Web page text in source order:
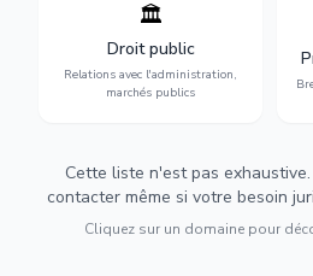
🏛️
Droit public
Relations avec l'administration,
marchés publics
Gestion de vos relations
avec l'administration :
marchés publics,
urbanisme et contentieux.
Cette liste n'est pas
contacter même si votre besoin
Cliquez sur un domaine pour